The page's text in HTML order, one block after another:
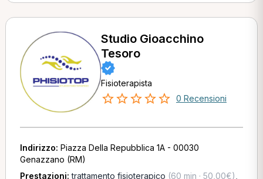
Studio Gioacchino
Tesoro
Fisioterapista
0 Recensioni
Indirizzo: Piazza Della Repubblica 1A - 00030
Genazzano (RM)
Prestazioni:trattamento fisioterapico (60 min · 50,00€)